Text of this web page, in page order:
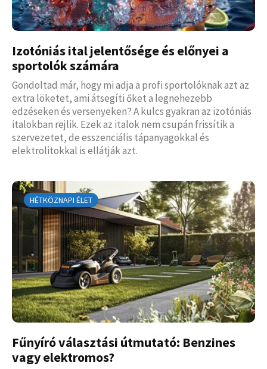
Izotóniás ital jelentősége és előnyei a
sportolók számára
Gondoltad már, hogy mi adja a profi sportolóknak azt az
extra löketet, ami átsegíti őket a legnehezebb
edzéseken és versenyeken? A kulcs gyakran az izotóniás
italokban rejlik. Ezek az italok nem csupán frissítik a
szervezetet, de esszenciális tápanyagokkal és
elektrolitokkal is ellátják azt.
HÉTKÖZNAPI ÉLET
Fűnyíró választási útmutató: Benzines
vagy elektromos?